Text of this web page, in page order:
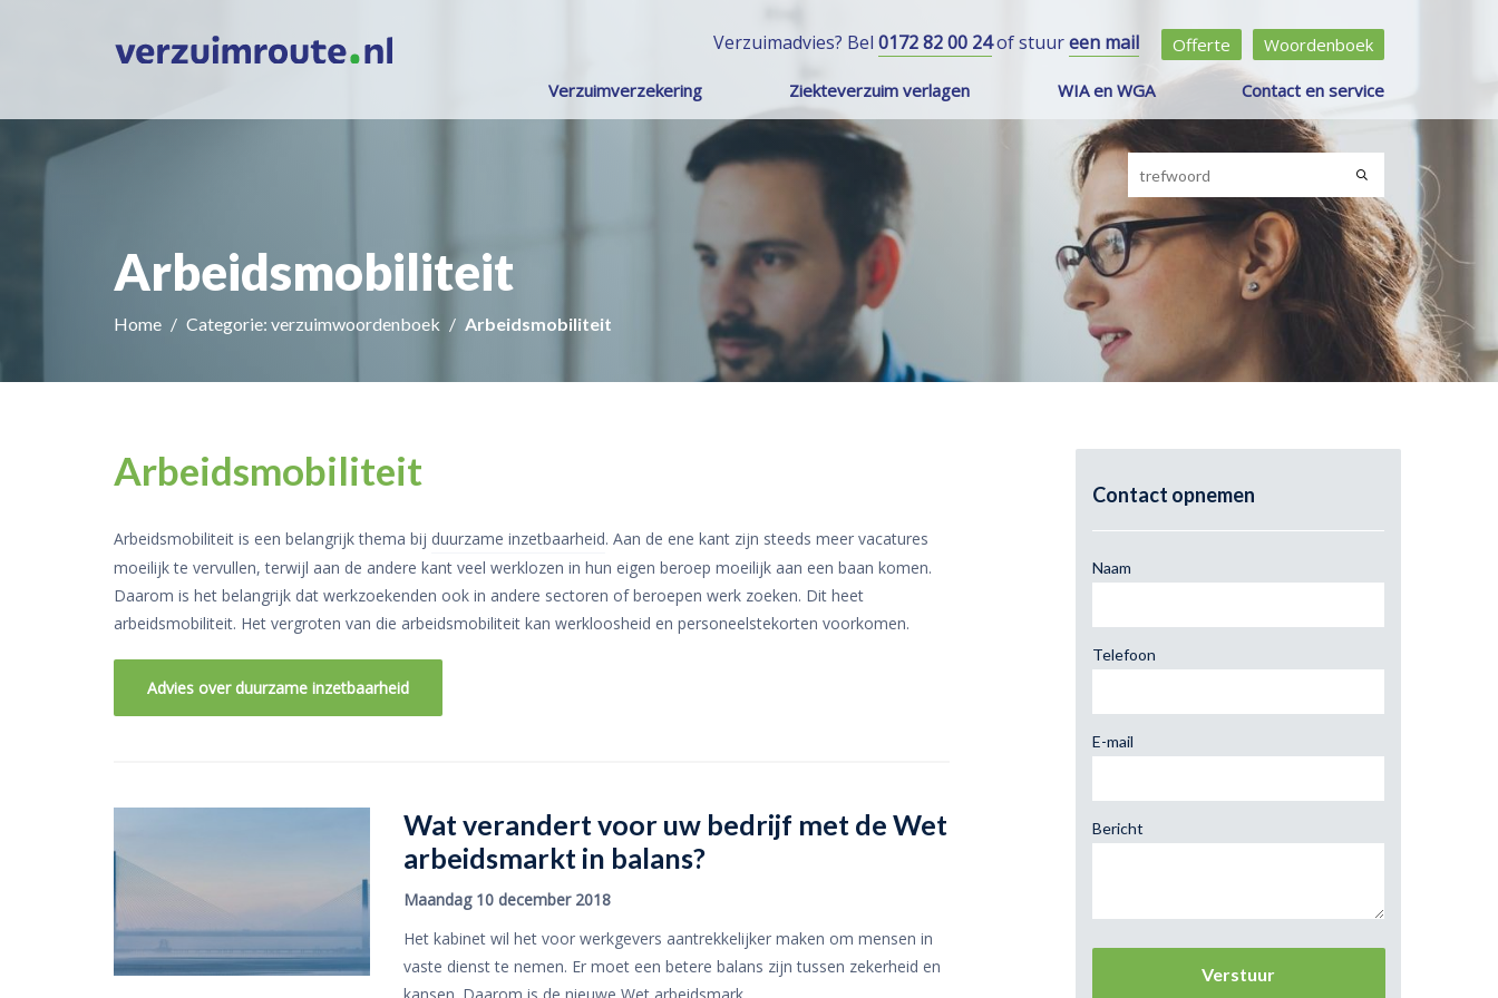
Verzuimadvies? Bel 0172 82 00 24of stuureen mail Offerte Woordenboek
Verzuimverzekering Ziekteverzuim verlagen WIA en WGA Contact en service
Arbeidsmobiliteit
Home Categorie: verzuimwoordenboek Arbeidsmobiliteit
Arbeidsmobiliteit
Arbeidsmobiliteit is een belangrijk thema bij duurzame inzetbaarheid. Aan de ene kant zijn steeds meer vacatures
moeilijk te vervullen, terwijl aan de andere kant veel werklozen in hun eigen beroep moeilijk aan een baan komen.
Daarom is het belangrijk dat werkzoekenden ook in andere sectoren of beroepen werk zoeken. Dit heet
arbeidsmobiliteit. Het vergroten van die arbeidsmobiliteit kan werkloosheid en personeelstekorten voorkomen.
Advies over duurzame inzetbaarheid
Wat verandert voor uw bedrijf met de Wet
arbeidsmarkt in balans?
Maandag 10 december 2018
Het kabinet wil het voor werkgevers aantrekkelijker maken om mensen in
vaste dienst te nemen. Er moet een betere balans zijn tussen zekerheid en
Contact opnemen
Naam
Telefoon
E-mail
Bericht